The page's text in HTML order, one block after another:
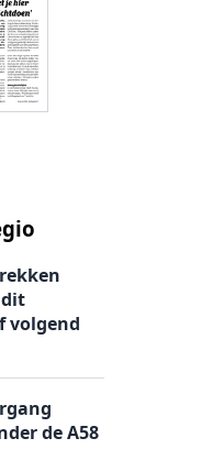
volgend
de A58